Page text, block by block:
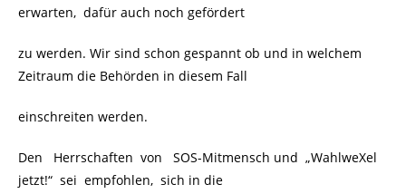
erwarten, dafür auch noch gefördert
zu werden. Wir sind schon gespannt ob und in welchem
Zeitraum die Behörden in diesem Fall
einschreiten werden.
Den Herrschaften von SOS-Mitmensch und „WahlweXel
jetzt!“ sei empfohlen, sich in die